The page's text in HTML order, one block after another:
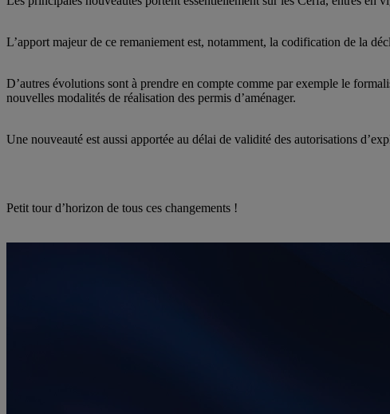
L’apport majeur de ce remaniement est, notamment, la codification de la
D’autres évolutions sont à prendre en compte comme par exemple le
nouvelles modalités de réalisation des permis d’aménager.
Une nouveauté est aussi apportée au délai de validité des autorisations
Petit tour d’horizon de tous ces changements !